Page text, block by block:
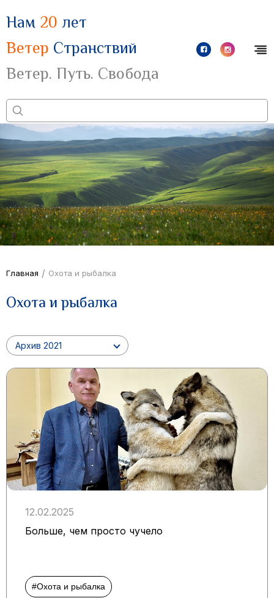
Нам 20 лет
Ветер Странствий
Ветер. Путь. Свобода
Главная / Охота и рыбалка
Охота и рыбалка
Архив 2021
12.02.2025
Больше, чем просто чучело
#Охота и рыбалка